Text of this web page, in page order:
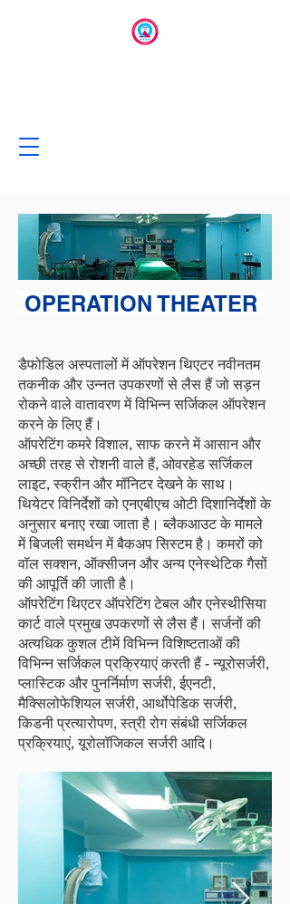
OPERATION THEATER
डैफोडिल अस्पतालों में ऑपरेशन थिएटर नवीनतम
तकनीक और उन्नत उपकरणों से लैस हैं जो सड़न
रोकने वाले वातावरण में विभिन्न सर्जिकल ऑपरेशन
करने के लिए हैं।
ऑपरेटिंग कमरे विशाल, साफ करने में आसान और
अच्छी तरह से रोशनी वाले हैं, ओवरहेड सर्जिकल
लाइट, स्क्रीन और मॉनिटर देखने के साथ।
थियेटर विनिर्देशों को एनएबीएच ओटी दिशानिर्देशों के
अनुसार बनाए रखा जाता है। ब्लैकआउट के मामले
में बिजली समर्थन में बैकअप सिस्टम है। कमरों को
वॉल सक्शन, ऑक्सीजन और अन्य एनेस्थेटिक गैसों
की आपूर्ति की जाती है।
ऑपरेटिंग थिएटर ऑपरेटिंग टेबल और एनेस्थीसिया
कार्ट वाले प्रमुख उपकरणों से लैस हैं। सर्जनों की
अत्यधिक कुशल टीमें विभिन्न विशिष्टताओं की
विभिन्न सर्जिकल प्रक्रियाएं करती हैं - न्यूरोसर्जरी,
प्लास्टिक और पुनर्निर्माण सर्जरी, ईएनटी,
मैक्सिलोफेशियल सर्जरी, आर्थोपेडिक सर्जरी,
किडनी प्रत्यारोपण, स्त्री रोग संबंधी सर्जिकल
प्रक्रियाएं, यूरोलॉजिकल सर्जरी आदि।